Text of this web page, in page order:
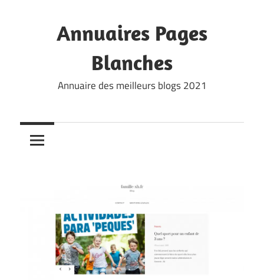
Annuaires Pages
Blanches
Annuaire des meilleurs blogs 2021